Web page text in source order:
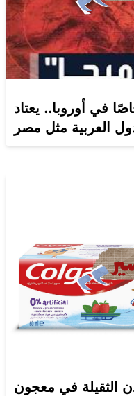
في أوروبا.. يعتاد
الثقيلة في معجون